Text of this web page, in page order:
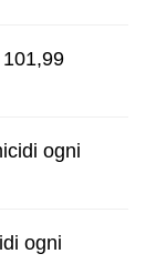
ogni
ogni